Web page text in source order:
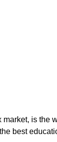
is the
best